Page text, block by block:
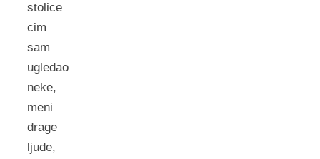
stolice
cim
sam
ugledao
neke,
meni
drage
ljude,